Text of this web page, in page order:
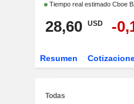
Tiempo real estimado Cboe
28,60 USD -
Resumen
Todas